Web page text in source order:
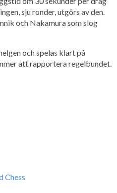
sju ronder, utgörs av den.
och Nakamura som slog
och spelas klart på
att rapportera regelbundet.
Chess